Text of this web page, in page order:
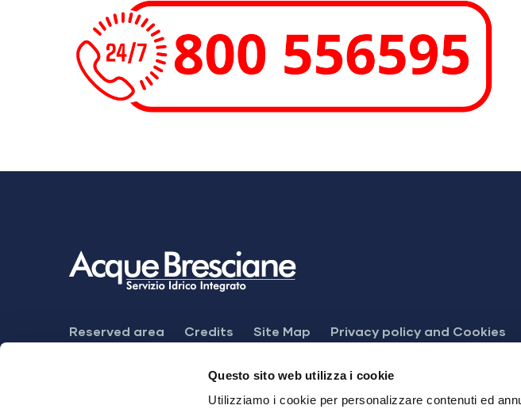
Questo sito web utilizza i cookie
Utilizziamo i cookie per personalizzare contenuti ed
Footer
Menu
Reserved area Credits Site Map Privacy policy and Cookies
Dichiarazione di accessibilità